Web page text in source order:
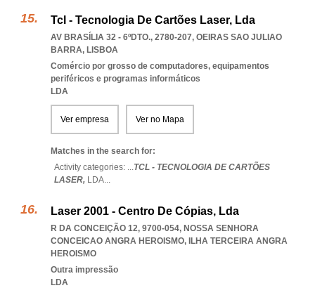
Tcl - Tecnologia De Cartões Laser, Lda
AV BRASÍLIA 32 - 6ºDTO., 2780-207, OEIRAS SAO JULIAO
BARRA, LISBOA
Comércio por grosso de computadores, equipamentos
periféricos e programas informáticos
LDA
Ver empresa Ver no Mapa
Matches in the search for:
Activity categories: ...TCL - TECNOLOGIA DE CARTÕES
LASER, LDA...
Laser 2001 - Centro De Cópias, Lda
R DA CONCEIÇÃO 12, 9700-054, NOSSA SENHORA
CONCEICAO ANGRA HEROISMO, ILHA TERCEIRA ANGRA
HEROISMO
Outra impressão
LDA